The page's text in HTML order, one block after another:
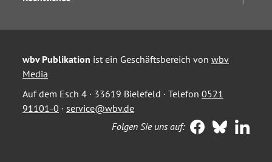
wbv Publikation ist ein Geschäftsbereich von wbv
Media
Auf dem Esch 4 · 33619 Bielefeld · Telefon 0521
91101-0 · service@wbv.de
Folgen Sie uns auf: